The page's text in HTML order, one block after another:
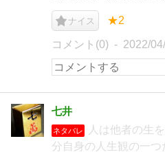
ナイス ★2
コメント(0) 2022/
七井
ネタバレ
人は他者の生
分自身の人生観の一